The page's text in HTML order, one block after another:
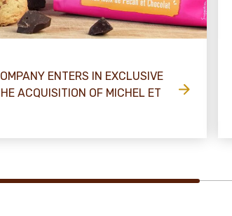
ENTERS IN EXCLUSIVE
ACQUISITION OF MICHEL ET